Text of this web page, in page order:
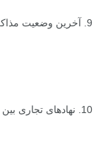
9. آخرین وضعیت مذاکرات دور دوحه؛
10. نهادهای تجاری بین المللی و عملکرد آنها.